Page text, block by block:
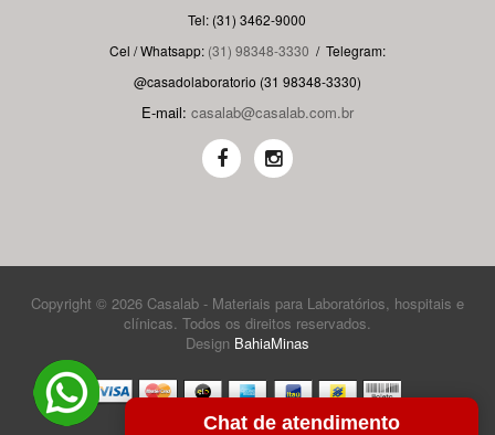
Tel: (31) 3462-9000
Cel / Whatsapp: (31) 98348-3330 / Telegram:
@casadolaboratorio (31 98348-3330)
E-mail: casalab@casalab.com.br
Copyright © 2026 Casalab - Materiais para Laboratórios, hospitais e
clínicas. Todos os direitos reservados.
Design BahiaMinas
Chat de atendimento